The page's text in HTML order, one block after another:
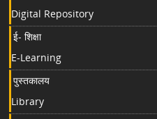
Digital Repository
ई- शिक्षा
E-Learning
पुस्तकालय
Library